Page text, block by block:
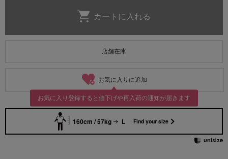
店舗在庫
お気に入りに追加
お気に入り登録すると値下げや再入荷の通知が届きます
160cm / 57kg L Find your size